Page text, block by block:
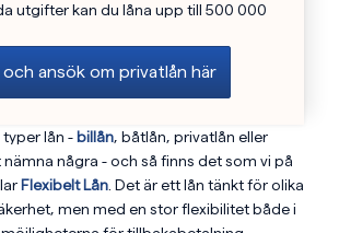
utgifter kan du låna upp till 500 000
och ansök om privatlån här
lån - billån, båtlån, privatlån eller
några - och så finns det som vi på
Flexibelt Lån . Det är ett lån tänkt för olika
men med en stor flexibilitet både i